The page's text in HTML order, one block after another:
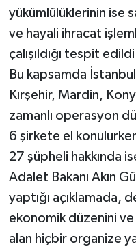
yükümlülüklerinin ise
ve hayali ihracat
çalışıldığı tespit
Bu kapsamda
Kırşehir, Mardin,
zamanlı operasyon
6 şirkete el
27 şüpheli hakkında
Adalet Bakanı Akın
yaptığı açıklamada,
ekonomik düzenini ve
alan hiçbir organize